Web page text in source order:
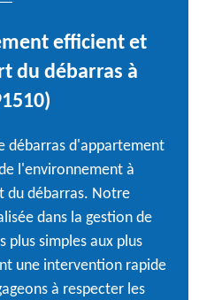
efficient et
du débarras à
débarras d'appartement
l'environnement à
du débarras. Notre
dans la gestion de
plus simples aux plus
une intervention rapide
à respecter les